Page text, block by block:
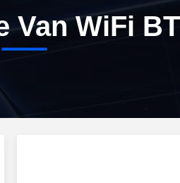
Van WiFi BT